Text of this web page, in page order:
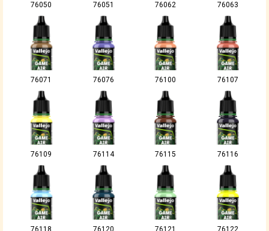
76050 76051 76062 76063
76071 76076 76100 76107
76109 76114 76115 76116
76118 76120 76121 76122